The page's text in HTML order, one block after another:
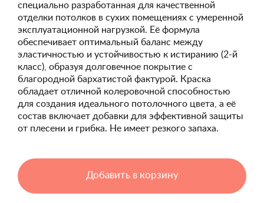
специально разработанная для качественной
отделки потолков в сухих помещениях с умеренной
эксплуатационной нагрузкой. Её формула
обеспечивает оптимальный баланс между
эластичностью и устойчивостью к истиранию (2-й
класс), образуя долговечное покрытие с
благородной бархатистой фактурой. Краска
обладает отличной колеровочной способностью
для создания идеального потолочного цвета, а её
состав включает добавки для эффективной защиты
от плесени и грибка. Не имеет резкого запаха.
Добавить в корзину